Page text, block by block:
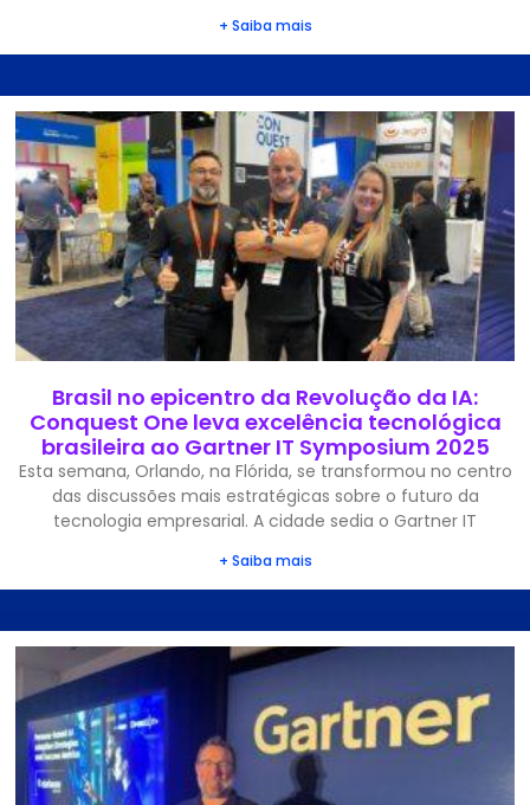
+ Saiba mais
Brasil no epicentro da Revolução da IA:
Conquest One leva excelência tecnológica
brasileira ao Gartner IT Symposium 2025
Esta semana, Orlando, na Flórida, se transformou no centro
das discussões mais estratégicas sobre o futuro da
tecnologia empresarial. A cidade sedia o Gartner IT
+ Saiba mais